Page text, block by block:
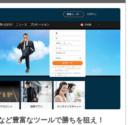
イト
ど豊富なツールで勝ちを狙え！